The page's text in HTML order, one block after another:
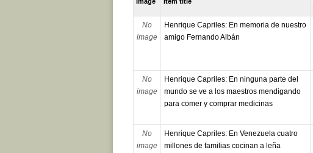
No
image
Henrique Capriles: En memoria de nuestro
amigo Fernando Albán
No
image
Henrique Capriles: En ninguna parte del
mundo se ve a los maestros mendigando
para comer y comprar medicinas
No
image
Henrique Capriles: En Venezuela cuatro
millones de familias cocinan a leña